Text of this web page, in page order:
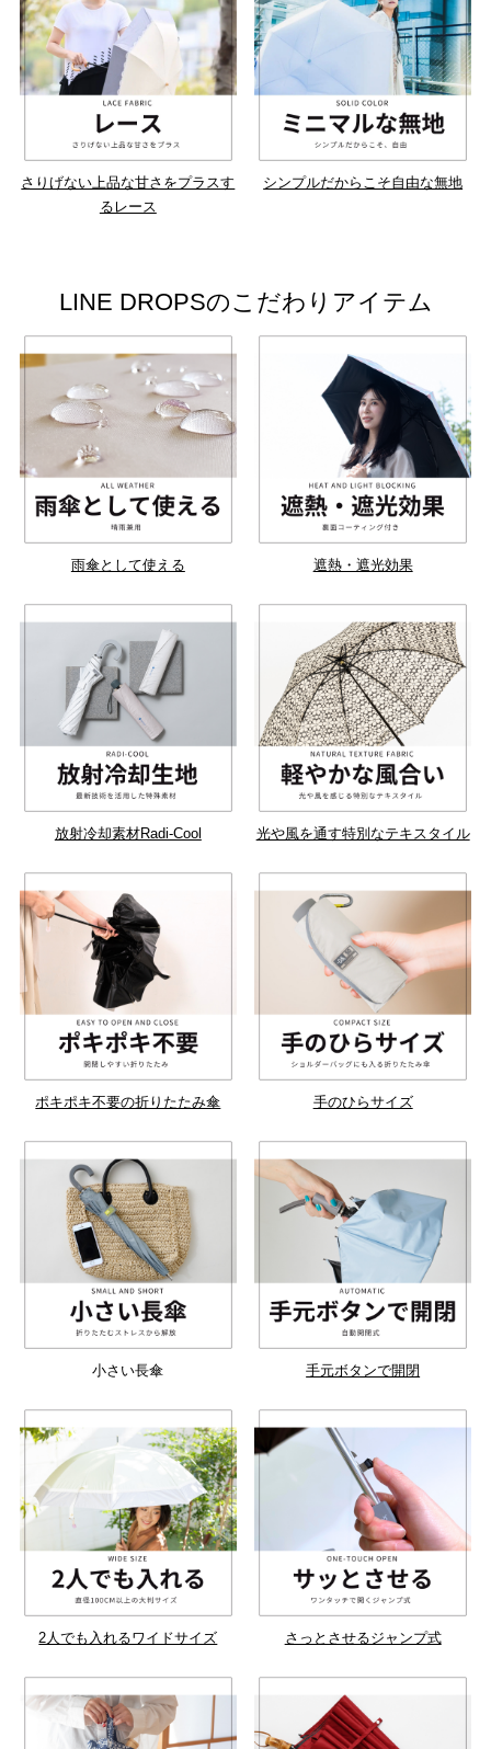
さりげない上品な甘さをプラスす
るレース
シンプルだからこそ自由な無地
LINE DROPSのこだわりアイテム
雨傘として使える 遮熱・遮光効果
放射冷却素材Radi-Cool 光や風を通す特別なテキスタイル
ポキポキ不要の折りたたみ傘 手のひらサイズ
小さい長傘 手元ボタンで開閉
2人でも入れるワイドサイズ さっとさせるジャンプ式